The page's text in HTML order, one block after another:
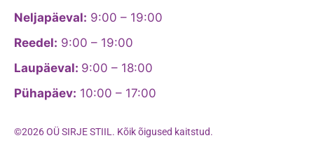
Neljapäeval: 9:00 – 19:00
Reedel: 9:00 – 19:00
Laupäeval: 9:00 – 18:00
Pühapäev: 10:00 – 17:00
©2026 OÜ SIRJE STIIL. Kõik õigused kaitstud.